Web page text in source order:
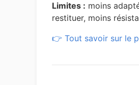
Limites : moins
restituer, moins
👉 Tout savoir sur le